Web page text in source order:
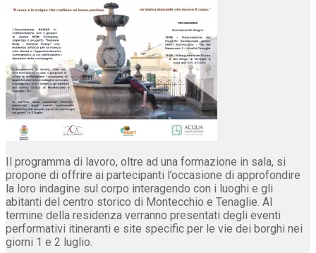
Il programma di lavoro, oltre ad una formazione in sala, si
propone di offrire ai partecipanti l’occasione di approfondire
la loro indagine sul corpo interagendo con i luoghi e gli
abitanti del centro storico di Montecchio e Tenaglie. Al
termine della residenza verranno presentati degli eventi
performativi itineranti e site specific per le vie dei borghi nei
giorni 1 e 2 luglio.